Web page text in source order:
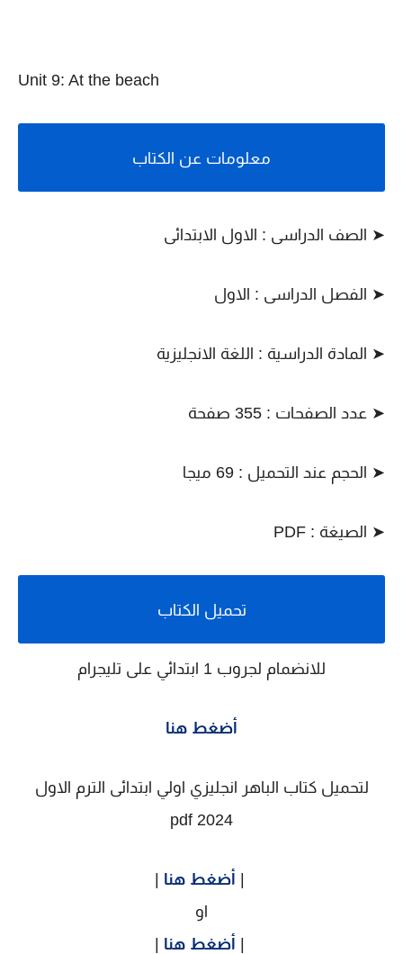
Unit 9: At the beach
معلومات عن الكتاب
➤ الصف الدراسى : الاول الابتدائى
➤ الفصل الدراسى : الاول
➤ المادة الدراسية : اللغة الانجليزية
➤ عدد الصفحات : 355 صفحة
➤ الحجم عند التحميل : 69 ميجا
➤ الصيغة : PDF
تحميل الكتاب
للانضمام لجروب 1 ابتدائي على تليجرام
أضغط هنا
لتحميل كتاب الباهر انجليزي اولي ابتدائى الترم الاول
2024 pdf
أضغط هنا
او
أضغط هنا